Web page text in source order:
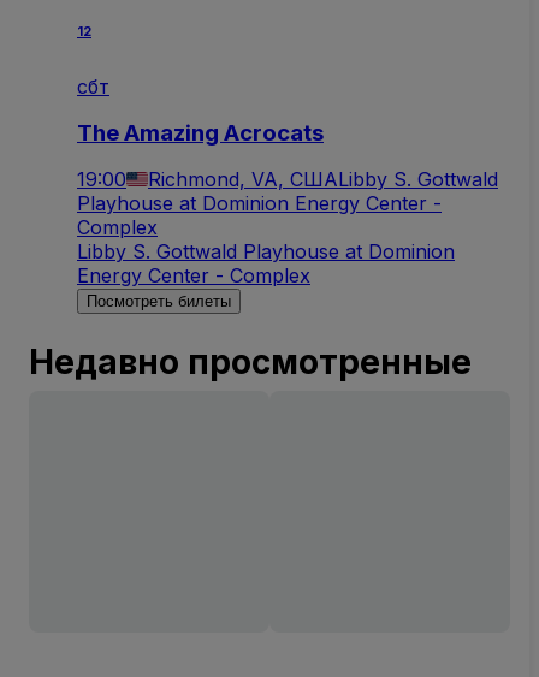
12
сбт
The Amazing Acrocats
19:00 Richmond, VA, СШАLibby S. Gottwald
Playhouse at Dominion Energy Center -
Complex
Libby S. Gottwald Playhouse at Dominion
Energy Center - Complex
Посмотреть билеты
Недавно просмотренные